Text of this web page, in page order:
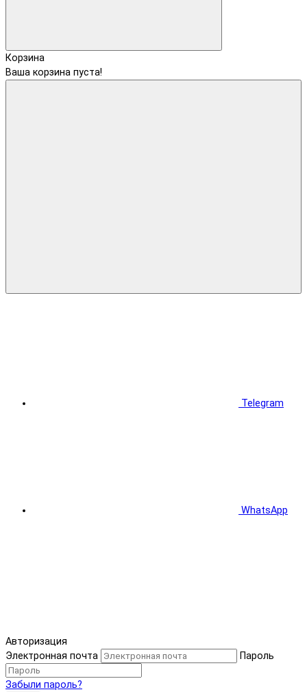
Корзина
Ваша корзина пуста!
Telegram
WhatsApp
Авторизация
Электронная почта
Пароль
Забыли пароль?